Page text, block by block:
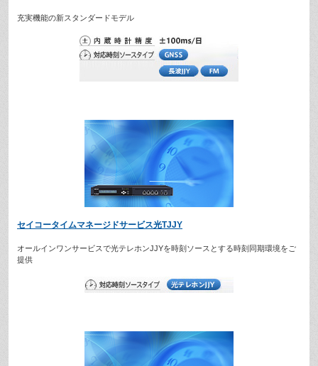
充実機能の新スタンダードモデル
セイコータイムマネージドサービス光TJJY
オールインワンサービスで光テレホンJJYを時刻ソースとする時刻同期環境をご
提供